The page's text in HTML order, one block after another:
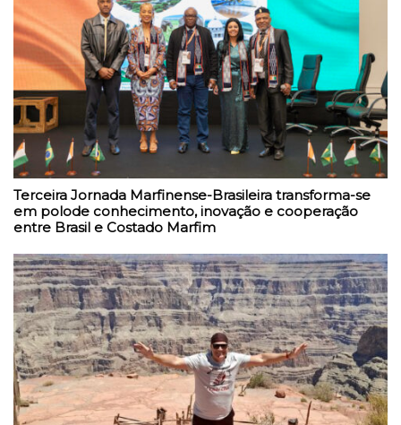
Terceira Jornada Marfinense-Brasileira transforma-se
em polode conhecimento, inovação e cooperação
entre Brasil e Costado Marfim